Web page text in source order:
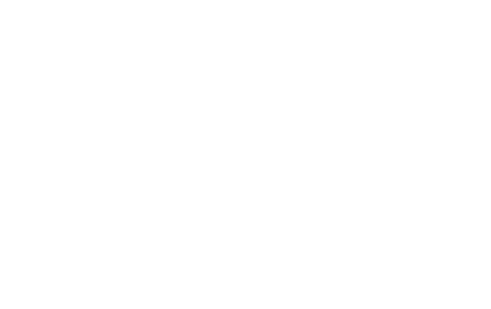
です。
ず変更すること